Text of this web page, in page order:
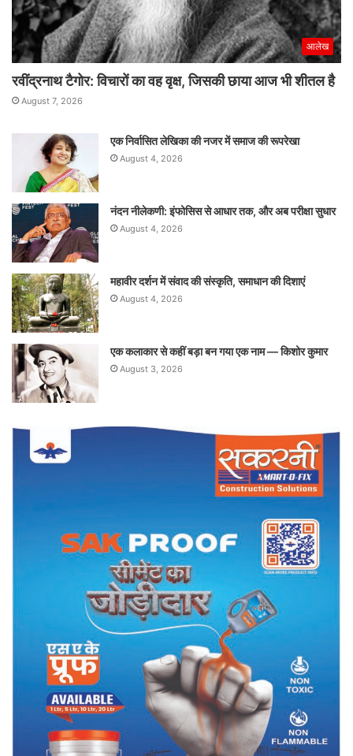
आलेख
रवींद्रनाथ टैगोर: विचारों का वह वृक्ष, जिसकी छाया आज भी शीतल है
August 7, 2026
एक निर्वासित लेखिका की नजर में समाज की रूपरेखा
August 4, 2026
नंदन नीलेकणी: इंफोसिस से आधार तक, और अब परीक्षा सुधार
August 4, 2026
महावीर दर्शन में संवाद की संस्कृति, समाधान की दिशाएं
August 4, 2026
एक कलाकार से कहीं बड़ा बन गया एक नाम — किशोर कुमार
August 3, 2026